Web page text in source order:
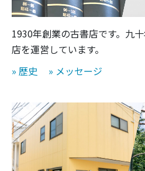
1930年創業の古書店です。九
店を運営しています。
» 歴史
» メッセージ